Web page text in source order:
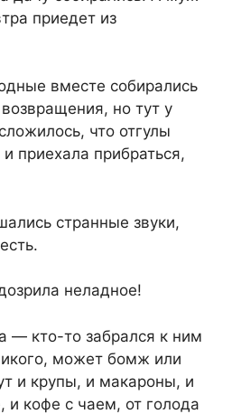
приедет из
вместе собирались
но тут у
что отгулы
приехала прибраться,
странные звуки,
неладное!
— кто-то забрался к ним
может бомж или
и крупы, и макароны, и
и кофе с чаем, от голода